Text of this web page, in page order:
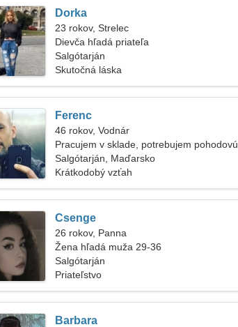
Dorka
23 rokov, Strelec
Dievča hľadá priateľa
Salgótarján
Skutočná láska
Ferenc
46 rokov, Vodnár
Pracujem v sklade, potrebujem pohodovú
ženu
Salgótarján, Maďarsko
Krátkodobý vzťah
Csenge
26 rokov, Panna
Žena hľadá muža 29-36
Salgótarján
Priateľstvo
Barbara